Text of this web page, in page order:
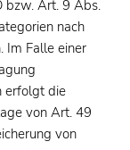
bzw. Art. 9 Abs.
nach
Im Falle einer
erfolgt die
von Art. 49
von